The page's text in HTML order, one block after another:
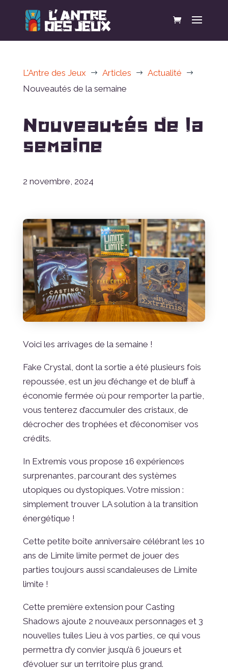
L'Antre des Jeux $ Articles $ Actualité $
Nouveautés de la semaine
Nouveautés de la
semaine
2 novembre, 2024
Voici les arrivages de la semaine !
Fake Crystal, dont la sortie a été plusieurs fois
repoussée, est un jeu d’échange et de bluff à
économie fermée où pour remporter la partie,
vous tenterez d’accumuler des cristaux, de
décrocher des trophées et d’économiser vos
crédits.
In Extremis vous propose 16 expériences
surprenantes, parcourant des systèmes
utopiques ou dystopiques. Votre mission :
simplement trouver LA solution à la transition
énergétique !
Cette petite boîte anniversaire célébrant les 10
ans de Limite limite permet de jouer des
parties toujours aussi scandaleuses de Limite
limite !
Cette première extension pour Casting
Shadows ajoute 2 nouveaux personnages et 3
nouvelles tuiles Lieu à vos parties, ce qui vous
permettra d’y convier jusqu’à 6 joueurs et
d’évoluer sur un territoire plus grand.